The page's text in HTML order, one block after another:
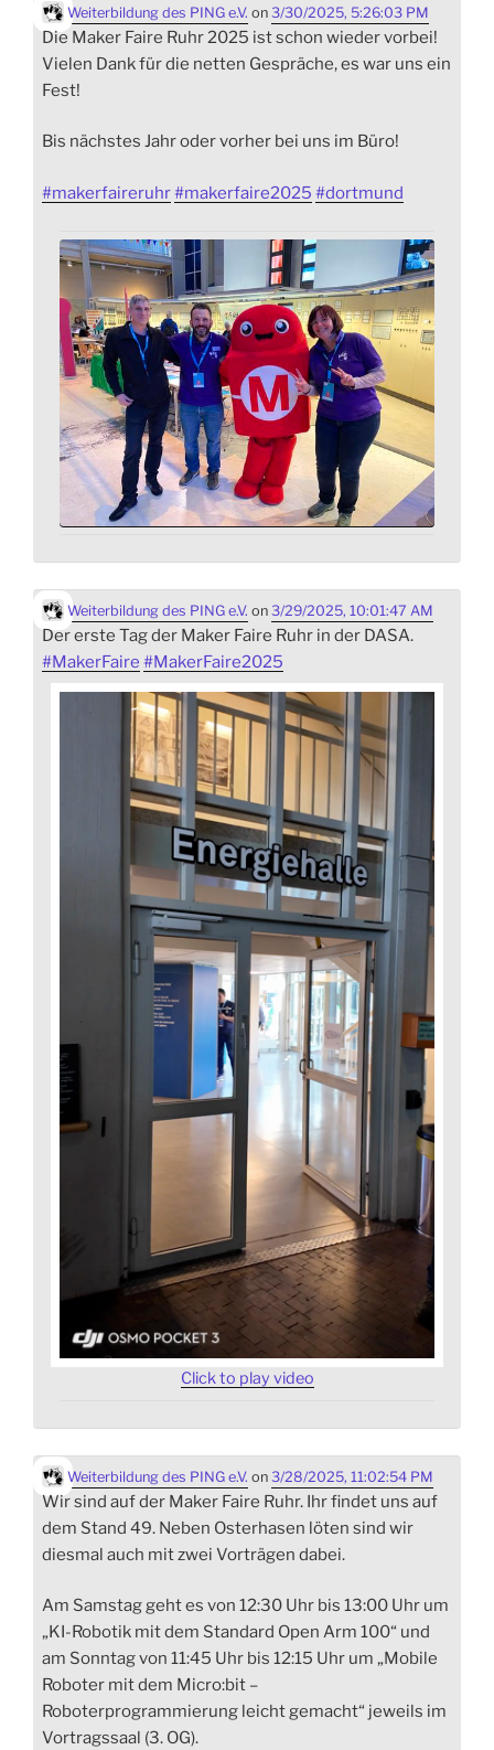
Weiterbildung des PING e.V. on 3/30/2025, 5:26:03 PM
Die Maker Faire Ruhr 2025 ist schon wieder vorbei!
Vielen Dank für die netten Gespräche, es war uns ein
Fest!
Bis nächstes Jahr oder vorher bei uns im Büro!
#makerfaireruhr#makerfaire2025 #dortmund
Weiterbildung des PING e.V. on 3/29/2025, 10:01:47 AM
Der erste Tag der Maker Faire Ruhr in der DASA.
#MakerFaire #MakerFaire2025
Click to play video
Weiterbildung des PING e.V. on 3/28/2025, 11:02:54 PM
Wir sind auf der Maker Faire Ruhr. Ihr findet uns auf
dem Stand 49. Neben Osterhasen löten sind wir
diesmal auch mit zwei Vorträgen dabei.
Am Samstag geht es von 12:30 Uhr bis 13:00 Uhr um
„KI-Robotik mit dem Standard Open Arm 100“ und
am Sonntag von 11:45 Uhr bis 12:15 Uhr um „Mobile
Roboter mit dem Micro:bit –
Roboterprogrammierung leicht gemacht“ jeweils im
Vortragssaal (3. OG).